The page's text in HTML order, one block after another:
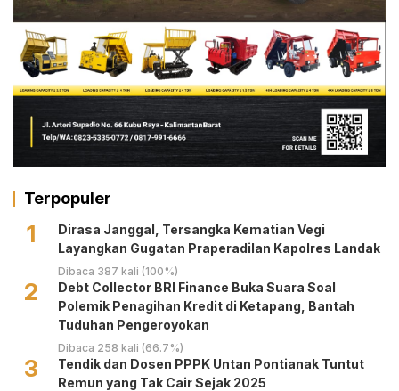
Terpopuler
1
Dirasa Janggal, Tersangka Kematian Vegi
Layangkan Gugatan Praperadilan Kapolres Landak
Dibaca 387 kali (100%)
2
Debt Collector BRI Finance Buka Suara Soal
Polemik Penagihan Kredit di Ketapang, Bantah
Tuduhan Pengeroyokan
Dibaca 258 kali (66.7%)
3
Tendik dan Dosen PPPK Untan Pontianak Tuntut
Remun yang Tak Cair Sejak 2025